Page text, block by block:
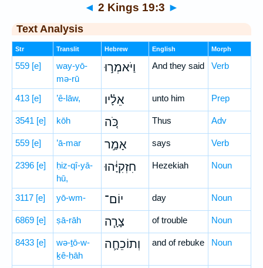
◄ 2 Kings 19:3 ►
Text Analysis
Str Translit Hebrew English Morph
559 [e]
way-yō-
mə-rū
וַיֹּאמְר֣וּ And they said Verb
413 [e] ’ê-lāw, אֵלָ֗יו unto him Prep
3541 [e] kōh כֹּ֚ה Thus Adv
559 [e] ’ā-mar אָמַ֣ר says Verb
2396 [e]
ḥiz-qî-yā-
hū,
חִזְקִיָּ֔הוּ Hezekiah Noun
3117 [e] yō-wm- יוֹם־ day Noun
6869 [e] ṣā-rāh צָרָ֧ה of trouble Noun
8433 [e]
wə-ṯō-w-
ḵê-ḥāh
וְתוֹכֵחָ֛ה and of rebuke Noun